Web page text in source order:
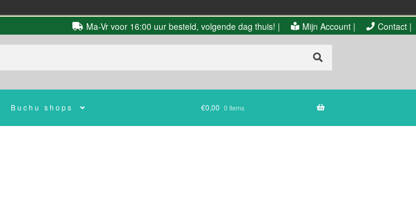
Ma-Vr voor 16:00 uur besteld, volgende dag thuis! | Mijn Account | Contact |
Buchu shops €0,00 0 items